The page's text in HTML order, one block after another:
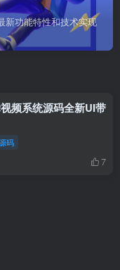
新功能特性和技术实现
频系统源码全新UI带
码
7